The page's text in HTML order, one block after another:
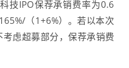
技IPO保荐承销费率为0.6
（1+6%）。若以本次
虑超募部分，保荐承销费